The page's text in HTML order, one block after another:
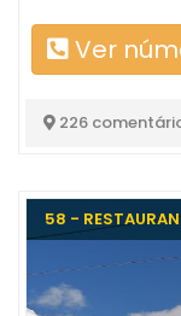
Ver
226
58 -